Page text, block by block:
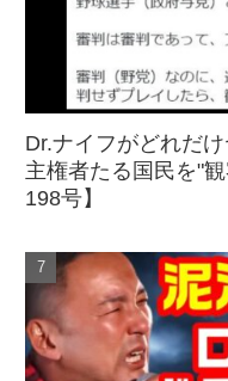
Dr.ナイフがどれだ
主権者たる国民を"
198号】